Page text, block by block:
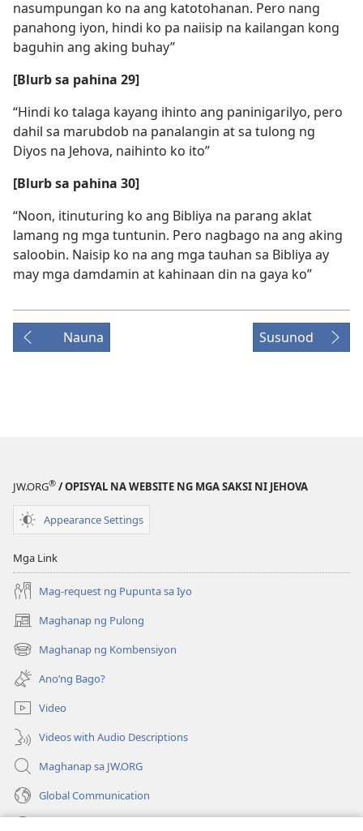
nasumpungan ko na ang katotohanan. Pero nang
panahong iyon, hindi ko pa naiisip na kailangan kong
baguhin ang aking buhay”
[Blurb sa pahina 29]
“Hindi ko talaga kayang ihinto ang paninigarilyo, pero
dahil sa marubdob na panalangin at sa tulong ng
Diyos na Jehova, naihinto ko ito”
[Blurb sa pahina 30]
“Noon, itinuturing ko ang Bibliya na parang aklat
lamang ng mga tuntunin. Pero nagbago na ang aking
saloobin. Naisip ko na ang mga tauhan sa Bibliya ay
may mga damdamin at kahinaan din na gaya ko”
Nauna Susunod
JW.ORG® / OPISYAL NA WEBSITE NG MGA SAKSI NI JEHOVA
Appearance Settings
Mga Link
Mag-request ng Pupunta sa Iyo
Maghanap ng Pulong
(may
bubukas
na
bagong
window)
Maghanap ng Kombensiyon
(may
bubukas
na
bagong
window)
Ano’ng Bago?
Video
Videos with Audio Descriptions
Maghanap sa JW.ORG
Global Communication